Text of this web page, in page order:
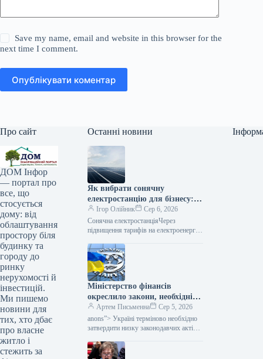
Save my name, email and website in this browser for the
next time I comment.
Опублікувати коментар
Про сайт
ДОМ Інфор
— портал про
все, що
стосується
дому: від
облаштування
простору біля
будинку та
городу до
ринку
нерухомості й
інвестицій.
Ми пишемо
новини для
тих, хто дбає
про власне
житло і
стежить за
Останні новини
Як вибрати сонячну
електростанцію для бізнесу: 5
частіших помилок
Ігор Олійник
Сер 6, 2026
Сонячна електростанціяЧерез
підвищення тарифів на електроенергію
український бізнес все активніше
вкладає кошти у власні джерела
Міністерство фінансів
окреслило закони, необхідні
Україні для прогресу на
шляху до членства в
Європейському Союзі.
Артем Письменна
Сер 5, 2026
anons”> Україні терміново необхідно
затвердити низку законодавчих актів,
на шляху до інтеграції в Європейський
Союз. Про це…